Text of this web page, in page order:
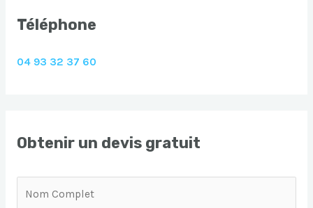
toit
Flassans-
Issole
Téléphone
04 93 32 37 60
Obtenir un devis gratuit